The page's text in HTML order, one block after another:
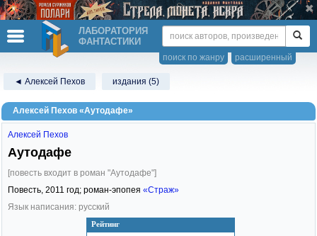
ЛАБОРАТОРИЯ
ФАНТАСТИКИ
расширенный
поиск по жанру
◄ Алексей Пехов издания (5)
Алексей Пехов «Аутодафе»
Рейтинг
Алексей Пехов
Аутодафе
[повесть входит в роман "Аутодафе"]
Повесть, 2011 год; роман-эпопея «Страж»
Язык написания: русский